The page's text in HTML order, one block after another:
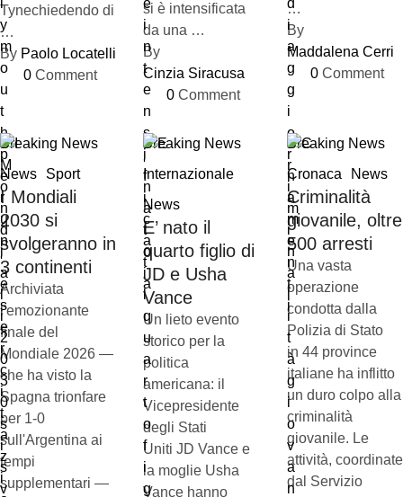
Tynechiedendo di
…
By Paolo Locatelli
0 Comment
si è intensificata
da una …
By
Cinzia Siracusa
0 Comment
…
By
Maddalena Cerri
0 Comment
Breaking News
News
Sport
I Mondiali
2030 si
svolgeranno in
3 continenti
Archiviata
l'emozionante
finale del
Mondiale 2026 —
che ha visto la
Spagna trionfare
per 1-0
sull'Argentina ai
tempi
supplementari —
Breaking News
Internazionale
News
E’ nato il
quarto figlio di
JD e Usha
Vance
Un lieto evento
storico per la
politica
americana: il
Vicepresidente
degli Stati
Uniti JD Vance e
la moglie Usha
Vance hanno
Breaking News
Cronaca
News
Criminalità
giovanile, oltre
500 arresti
Una vasta
operazione
condotta dalla
Polizia di Stato
in 44 province
italiane ha inflitto
un duro colpo alla
criminalità
giovanile. Le
attività, coordinate
dal Servizio